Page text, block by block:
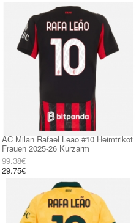
AC Milan Rafael Leao #10 Heimtrikot
Frauen 2025-26 Kurzarm
99.38€
29.75€